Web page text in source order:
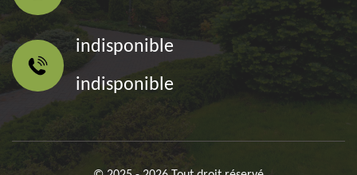
indisponible
indisponible